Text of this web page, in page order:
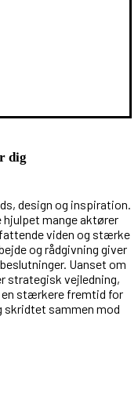
dig
design og inspiration.
hjulpet mange aktører
viden og stærke
og rådgivning giver
Uanset om
strategisk vejledning,
en stærkere fremtid for
skridtet sammen mod